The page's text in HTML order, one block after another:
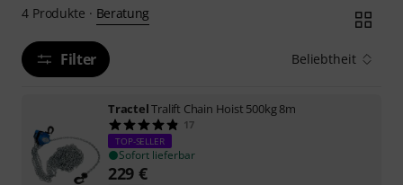
4 Produkte · Beratung
Filter Beliebtheit
TractelTralift Chain Hoist 500kg 8m
17
TOP-SELLER
Sofort lieferbar
229 €